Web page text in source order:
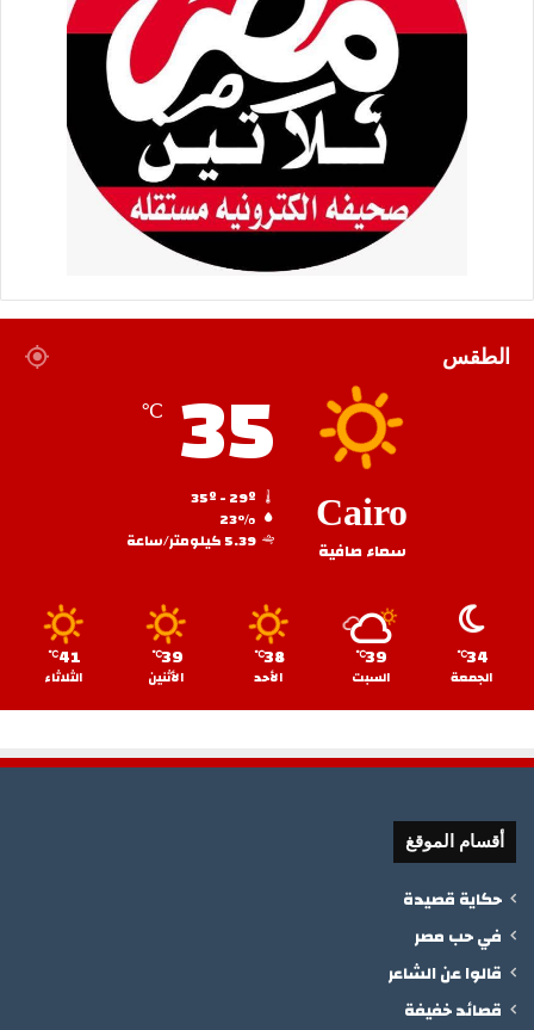
الطقس
Cairo
سماء صافية
35
℃
23%
5.39 كيلومتر/ساعة
34
℃
الجمعة
39
℃
السبت
38
℃
الأحد
39
℃
الأثنين
41
℃
الثلاثاء
أقسام الموقغ
حكاية قصيدة
في حب مصر
قالوا عن الشاعر
قصائد خفيفة